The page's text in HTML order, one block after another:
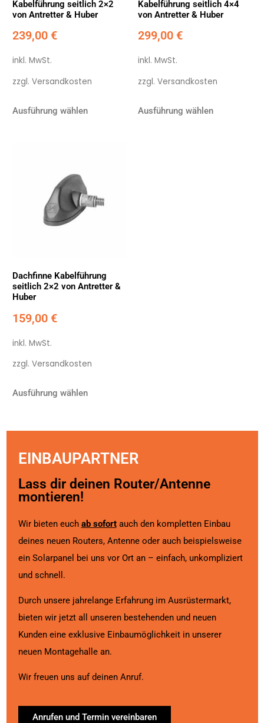
Kabelführung seitlich 2×2
von Antretter & Huber
239,00 €
inkl. MwSt.
zzgl. Versandkosten
Ausführung wählen
Kabelführung seitlich 4×4
von Antretter & Huber
299,00 €
inkl. MwSt.
zzgl. Versandkosten
Ausführung wählen
Dachfinne Kabelführung
seitlich 2×2 von Antretter &
Huber
159,00 €
inkl. MwSt.
zzgl. Versandkosten
Ausführung wählen
EINBAUPARTNER
Lass dir deinen Router/Antenne
montieren!
Wir bieten euch ab sofortauch den kompletten Einbau
deines neuen Routers, Antenne oder auch beispielsweise
ein Solarpanel bei uns vor Ort an – einfach, unkompliziert
und schnell.
Durch unsere jahrelange Erfahrung im Ausrüstermarkt,
bieten wir jetzt all unseren bestehenden und neuen
Kunden eine exklusive Einbaumöglichkeit in unserer
neuen Montagehalle an.
Wir freuen uns auf deinen Anruf.
Anrufen und Termin vereinbaren